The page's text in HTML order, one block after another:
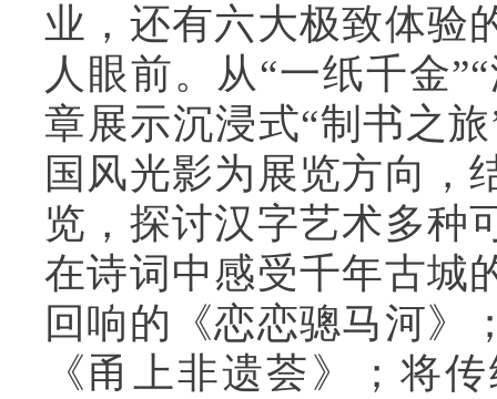
业，还有六大极致体验
人眼前。从“一纸千金
章展示沉浸式“制书之
国风光影为展览方向，
览，探讨汉字艺术多种
在诗词中感受千年古城
回响的《恋恋骢马河》
《甬上非遗荟》；将